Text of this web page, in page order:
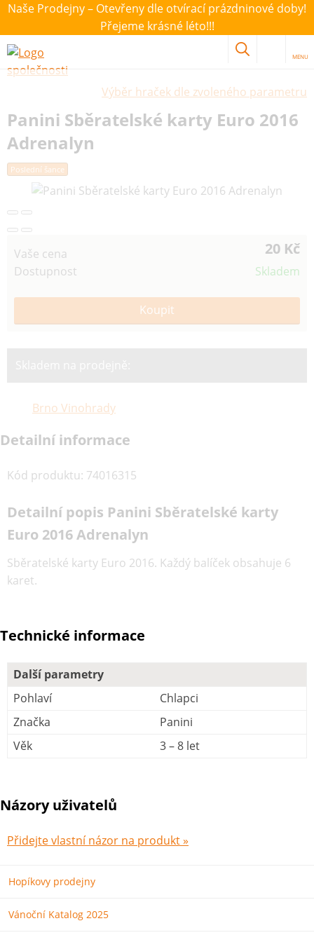
Naše Prodejny – Otevřeny dle otvírací prázdninové doby!
Přejeme krásné léto!!!
MENU
Výběr hraček dle zvoleného parametru
Panini Sběratelské karty Euro 2016
Adrenalyn
Poslední šance
Vaše cena 20 Kč
Dostupnost Skladem
Brno Vinohrady
Detailní informace
Kód produktu: 74016315
Detailní popis Panini Sběratelské karty
Euro 2016 Adrenalyn
Sběratelské karty Euro 2016. Každý balíček obsahuje 6
karet.
Technické informace
Další parametry
Pohlaví
Chlapci
Značka
Panini
Věk
3 – 8 let
Názory uživatelů
Přidejte vlastní názor na produkt »
Hopíkovy prodejny
Vánoční Katalog 2025